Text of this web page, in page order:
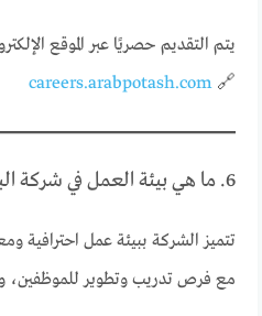
يتم التقديم حصريًا عبر الموقع
🔗
careers.arabpotash.com
6. ما هي بيئة العمل في شركة البوتاس العربية؟
تتميز الشركة ببيئة عمل احترافية
مع فرص تدريب وتطوير للموظفين،